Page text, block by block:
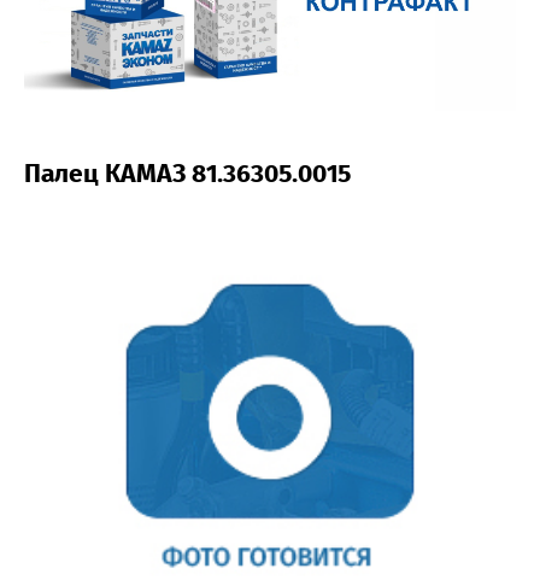
Палец КАМАЗ 81.36305.0015